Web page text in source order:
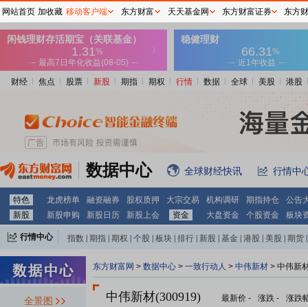
财经 焦点 股票 新股 期指 期权 行情 数据 全球 美股 港股
数据中心 全球财经快讯 行情中
特色 龙虎榜单 融资融券 股权质押 大宗交易 机构调研 期指持仓
公告
新股
新股申购 新股日历 新股上会 资金 大盘资金 个股资金 板块
行情中心 指数 期指 期权 个股 板块 排行 新股 基金 港股 美股 期货
全景图
东方财富网 > 数据中心 > 一致行动人 > 中伟新材 > 中伟新
中伟新材(300919) 最新价 - 涨跌 - 涨跌
网站首页 加收藏 移动客户端 东方财富 天天基金网 东方财富证券 东方